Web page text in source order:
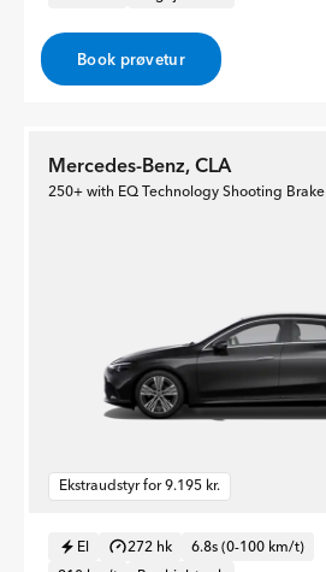
Book prøvetur
Mercedes-Benz, CLA
250+ with EQ Technology Shooting Brake
Ekstraudstyr for 9.195 kr.
El 272 hk
6.8s (0-100 km/t)